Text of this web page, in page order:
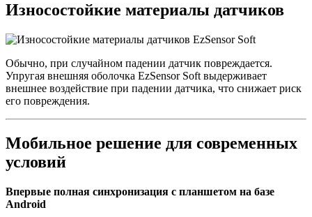
Износостойкие материалы датчиков
Обычно, при случайном падении датчик повреждается.
Упругая внешняя оболочка EzSensor Soft выдерживает
внешнее воздействие при падении датчика, что снижает риск
его повреждения.
Мобильное решение для современных
условий
Впервые полная синхронизация с планшетом на базе
Android